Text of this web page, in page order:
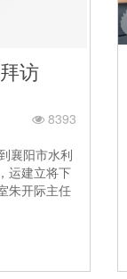
访
8393
襄阳市水利
运建立将下
朱开际主任